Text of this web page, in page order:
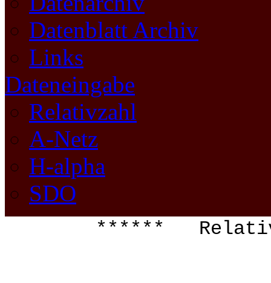
Datenblatt Archiv
Links
Dateneingabe
Relativzahl
A-Netz
H-alpha
SDO
******